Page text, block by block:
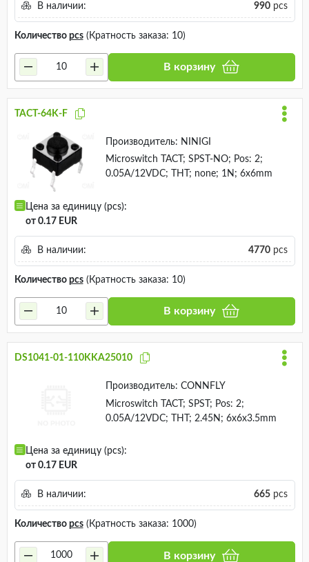
В наличии: 990pcs
Количество pcs(Кратность заказа: 10)
В корзину
TACT-64K-F
Производитель: NINIGI
Microswitch TACT; SPST-NO; Pos: 2;
0.05A/12VDC; THT; none; 1N; 6x6mm
Цена за единицу (pcs):
от 0.17 EUR
В наличии: 4770pcs
Количество pcs(Кратность заказа: 10)
В корзину
DS1041-01-110KKA25010
Производитель: CONNFLY
Microswitch TACT; SPST; Pos: 2;
0.05A/12VDC; THT; 2.45N; 6x6x3.5mm
Цена за единицу (pcs):
от 0.17 EUR
В наличии: 665pcs
Количество pcs(Кратность заказа: 1000)
В корзину